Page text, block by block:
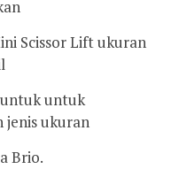
Scissor Lift ukuran
untuk untuk
jenis ukuran
Brio.